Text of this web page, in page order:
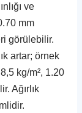
ve
mm
görülebilir.
artar; örnek
kg/m², 1.20
Ağırlık